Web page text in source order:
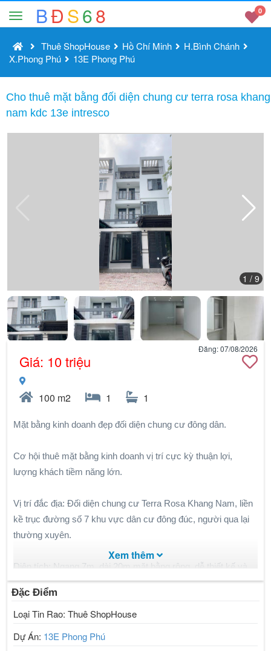
BĐS68 0
Thuê ShopHouse Hồ Chí Minh
H.Bình Chánh
X.Phong Phú
13E Phong Phú
Cho thuê mặt bằng đối diện chung cư terra rosa khang
nam kdc 13e intresco
1 / 9
Đăng: 07/08/2026
Giá: 10 triệu
100 m2 1 1
Mặt bằng kinh doanh đẹp đối diện chung cư đông dân.
Cơ hội thuê mặt bằng kinh doanh vị trí cực kỳ thuận lợi,
lượng khách tiềm năng lớn.
Vị trí đắc địa: Đối diện chung cư Terra Rosa Khang Nam, liền
kề trục đường số 7 khu vực dân cư đông đúc, người qua lại
thường xuyên.
Diện tích: Ngang 7m, dài 20m mặt bằng rộng, dễ thiết kế và
trưng bày.
Vỉa hè rộng 8m thuận tiện để xe, đón khách thoải mái.
Phù hợp nhiều mô hình kinh doanh:
Văn phòng công ty.
Xem thêm
Đặc Điểm
Loại Tin Rao: Thuê ShopHouse
Dự Án: 13E Phong Phú